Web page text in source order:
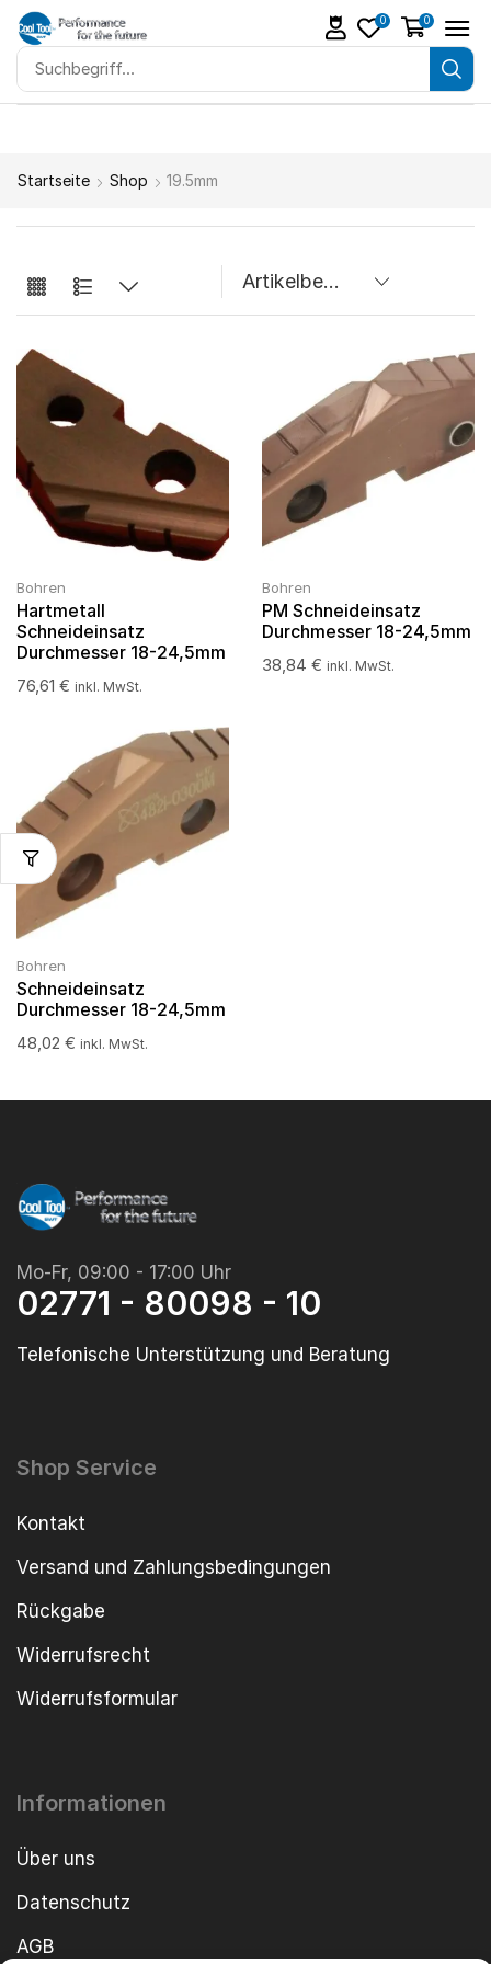
0 0
Startseite Shop 19.5mm
Bohren
Hartmetall
Schneideinsatz
Durchmesser 18-24,5mm
76,61 € inkl. MwSt.
Bohren
PM Schneideinsatz
Durchmesser 18-24,5mm
38,84 € inkl. MwSt.
Bohren
Schneideinsatz
Durchmesser 18-24,5mm
48,02 € inkl. MwSt.
Mo-Fr, 09:00 - 17:00 Uhr
02771 - 80098 - 10
Telefonische Unterstützung und Beratung
Shop Service
Kontakt
Versand und Zahlungsbedingungen
Rückgabe
Widerrufsrecht
Widerrufsformular
Informationen
Über uns
Datenschutz
AGB